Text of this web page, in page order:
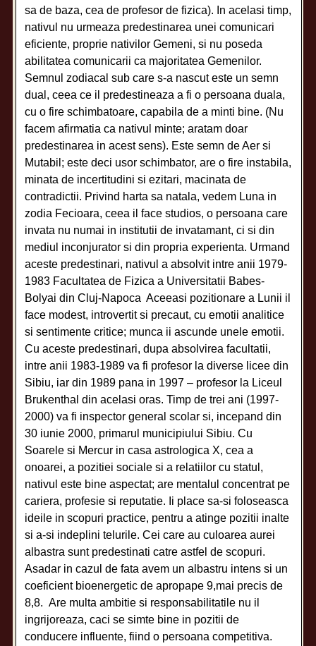
sa de baza, cea de profesor de fizica). In acelasi timp,
nativul nu urmeaza predestinarea unei comunicari
eficiente, proprie nativilor Gemeni, si nu poseda
abilitatea comunicarii ca majoritatea Gemenilor.
Semnul zodiacal sub care s-a nascut este un semn
dual, ceea ce il predestineaza a fi o persoana duala,
cu o fire schimbatoare, capabila de a minti bine. (Nu
facem afirmatia ca nativul minte; aratam doar
predestinarea in acest sens). Este semn de Aer si
Mutabil; este deci usor schimbator, are o fire instabila,
minata de incertitudini si ezitari, macinata de
contradictii. Privind harta sa natala, vedem Luna in
zodia Fecioara, ceea il face studios, o persoana care
invata nu numai in institutii de invatamant, ci si din
mediul inconjurator si din propria experienta. Urmand
aceste predestinari, nativul a absolvit intre anii 1979-
1983 Facultatea de Fizica a Universitatii Babes-
Bolyai din Cluj-Napoca Aceeasi pozitionare a Lunii il
face modest, introvertit si precaut, cu emotii analitice
si sentimente critice; munca ii ascunde unele emotii.
Cu aceste predestinari, dupa absolvirea facultatii,
intre anii 1983-1989 va fi profesor la diverse licee din
Sibiu, iar din 1989 pana in 1997 – profesor la Liceul
Brukenthal din acelasi oras. Timp de trei ani (1997-
2000) va fi inspector general scolar si, incepand din
30 iunie 2000, primarul municipiului Sibiu. Cu
Soarele si Mercur in casa astrologica X, cea a
onoarei, a pozitiei sociale si a relatiilor cu statul,
nativul este bine aspectat; are mentalul concentrat pe
cariera, profesie si reputatie. Ii place sa-si foloseasca
ideile in scopuri practice, pentru a atinge pozitii inalte
si a-si indeplini telurile. Cei care au culoarea aurei
albastra sunt predestinati catre astfel de scopuri.
Asadar in cazul de fata avem un albastru intens si un
coeficient bioenergetic de apropape 9,mai precis de
8,8. Are multa ambitie si responsabilitatile nu il
ingrijoreaza, caci se simte bine in pozitii de
conducere influente, fiind o persoana competitiva.